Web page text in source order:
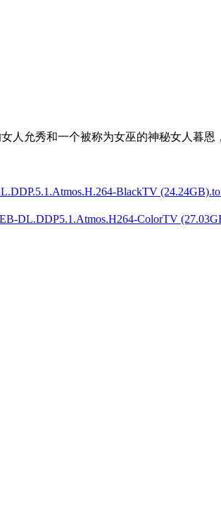
允秀和一个被称为女巫的神秘女人暮恩
BlackTV
DL.DDP5.1.Atmos.H264-ColorTV